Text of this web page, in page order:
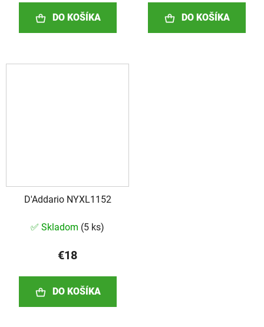
DO KOŠÍKA DO KOŠÍKA
D'Addario NYXL1152
✅ Skladom (5 ks)
€18
DO KOŠÍKA